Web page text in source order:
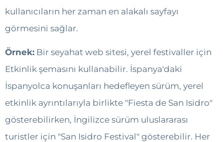
kullanıcıların her zaman en alakalı sayfayı
görmesini sağlar.
Örnek: Bir seyahat web sitesi, yerel festivaller için
Etkinlik şemasını kullanabilir. İspanya'daki
İspanyolca konuşanları hedefleyen sürüm, yerel
etkinlik ayrıntılarıyla birlikte "Fiesta de San Isidro"
gösterebilirken, İngilizce sürüm uluslararası
turistler için "San Isidro Festival" gösterebilir. Her